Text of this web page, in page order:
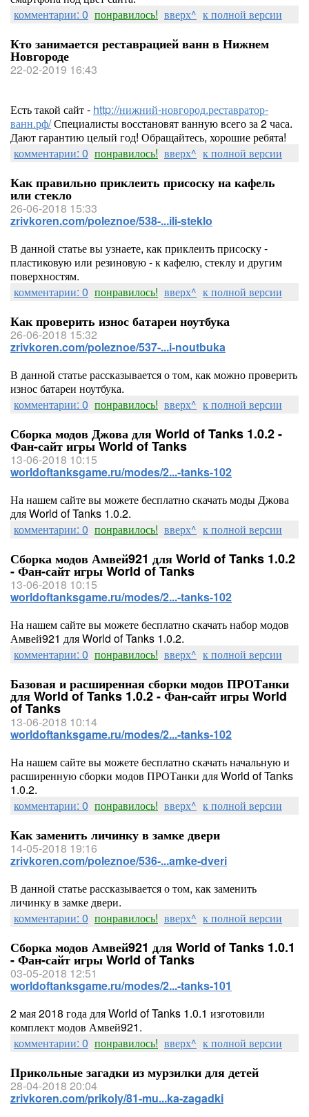
комментарии: 0 понравилось! вверх^ к полной версии
Кто занимается реставрацией ванн в Нижнем
Новгороде
22-02-2019 16:43
Есть такой сайт - http://нижний-новгород.реставратор-
ванн.рф/Специалисты восстановят ванную всего за 2 часа.
Дают гарантию целый год! Обращайтесь, хорошие ребята!
комментарии: 0 понравилось! вверх^ к полной версии
Как правильно приклеить присоску на кафель
или стекло
26-06-2018 15:33
zrivkoren.com/poleznoe/538-...ili-steklo
В данной статье вы узнаете, как приклеить присоску -
пластиковую или резиновую - к кафелю, стеклу и другим
поверхностям.
комментарии: 0 понравилось! вверх^ к полной версии
Как проверить износ батареи ноутбука
26-06-2018 15:32
zrivkoren.com/poleznoe/537-...i-noutbuka
В данной статье рассказывается о том, как можно проверить
износ батареи ноутбука.
комментарии: 0 понравилось! вверх^ к полной версии
Сборка модов Джова для World of Tanks 1.0.2 -
Фан-сайт игры World of Tanks
13-06-2018 10:15
worldoftanksgame.ru/modes/2...-tanks-102
На нашем сайте вы можете бесплатно скачать моды Джова
для World of Tanks 1.0.2.
комментарии: 0 понравилось! вверх^ к полной версии
Сборка модов Амвей921 для World of Tanks 1.0.2
- Фан-сайт игры World of Tanks
13-06-2018 10:15
worldoftanksgame.ru/modes/2...-tanks-102
На нашем сайте вы можете бесплатно скачать набор модов
Амвей921 для World of Tanks 1.0.2.
комментарии: 0 понравилось! вверх^ к полной версии
Базовая и расширенная сборки модов ПРОТанки
для World of Tanks 1.0.2 - Фан-сайт игры World
of Tanks
13-06-2018 10:14
worldoftanksgame.ru/modes/2...-tanks-102
На нашем сайте вы можете бесплатно скачать начальную и
расширенную сборки модов ПРОТанки для World of Tanks
1.0.2.
комментарии: 0 понравилось! вверх^ к полной версии
Как заменить личинку в замке двери
14-05-2018 19:16
zrivkoren.com/poleznoe/536-...amke-dveri
В данной статье рассказывается о том, как заменить
личинку в замке двери.
комментарии: 0 понравилось! вверх^ к полной версии
Сборка модов Амвей921 для World of Tanks 1.0.1
- Фан-сайт игры World of Tanks
03-05-2018 12:51
worldoftanksgame.ru/modes/2...-tanks-101
2 мая 2018 года для World of Tanks 1.0.1 изготовили
комплект модов Амвей921.
комментарии: 0 понравилось! вверх^ к полной версии
Прикольные загадки из мурзилки для детей
28-04-2018 20:04
zrivkoren.com/prikoly/81-mu...ka-zagadki